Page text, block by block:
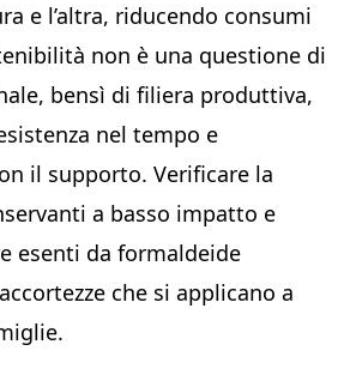
e l’altra, riducendo consumi
non è una questione di
bensì di filiera produttiva,
nel tempo e
il supporto. Verificare la
a basso impatto e
esenti da formaldeide
che si applicano a